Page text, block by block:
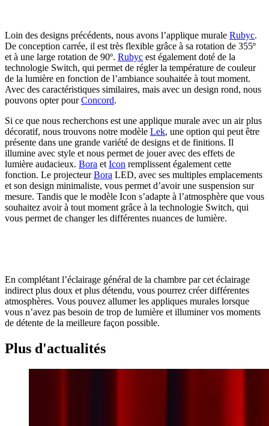
Loin des designs précédents, nous avons l’applique murale Rubyc.
De conception carrée, il est très flexible grâce à sa rotation de 355º
et à une large rotation de 90º. Rubyc est également doté de la
technologie Switch, qui permet de régler la température de couleur
de la lumière en fonction de l’ambiance souhaitée à tout moment.
Avec des caractéristiques similaires, mais avec un design rond, nous
pouvons opter pourConcord.
Si ce que nous recherchons est une applique murale avec un air plus
décoratif, nous trouvons notre modèle Lek, une option qui peut être
présente dans une grande variété de designs et de finitions. Il
illumine avec style et nous permet de jouer avec des effets de
lumière audacieux. Bora et Icon remplissent également cette
fonction. Le projecteurBora LED, avec ses multiples emplacements
et son design minimaliste, vous permet d’avoir une suspension sur
mesure. Tandis que le modèle Icon s’adapte à l’atmosphère que vous
souhaitez avoir à tout moment grâce à la technologie Switch, qui
vous permet de changer les différentes nuances de lumière.
En complétant l’éclairage général de la chambre par cet éclairage
indirect plus doux et plus détendu, vous pourrez créer différentes
atmosphères. Vous pouvez allumer les appliques murales lorsque
vous n’avez pas besoin de trop de lumière et illuminer vos moments
de détente de la meilleure façon possible.
Plus d'actualités